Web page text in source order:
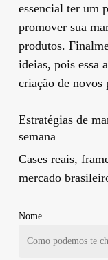
essencial ter um
promover sua
produtos.
ideias, pois essa
criação de novos
Estratégias de
semana
Cases reais,
mercado
Nome